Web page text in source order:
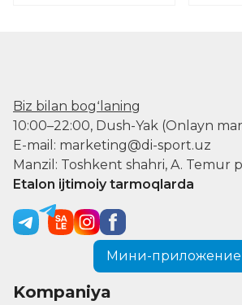
Biz bilan bogʻlaning
10:00–22:00, Dush-Yak (Onlayn
E-mail: marketing@di-sport.uz
Manzil: Toshkent shahri, A. Temur
Etalon ijtimoiy tarmoqlarda
Мини-приложение
Kompaniya